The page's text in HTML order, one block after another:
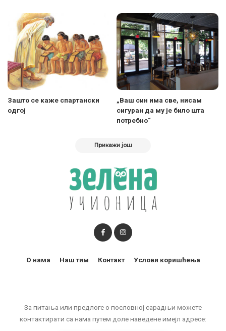
Зашто се каже спартански
одгој
„Ваш син има све, нисам
сигуран да му је било шта
потребно“
Прикажи још
За питања или предлоге о пословној сарадњи можете
контактирати са нама путем доле наведене имејл адресе:
О нама Наш тим Контакт Услови коришћења